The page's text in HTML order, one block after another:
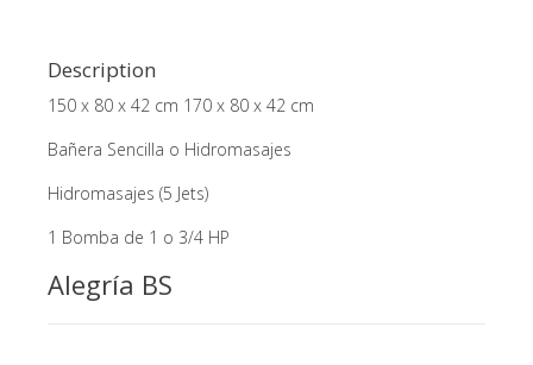
Description
150 x 80 x 42 cm 170 x 80 x 42 cm
Bañera Sencilla o Hidromasajes
Hidromasajes (5 Jets)
1 Bomba de 1 o 3/4 HP
Alegría BS